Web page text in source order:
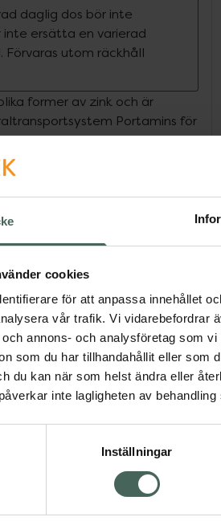
cookies
för att anpassa innehållet
vår trafik. Vi vidarebefordrar
annons- och analysföretag som
som du har tillhandahållit eller
du kan när som helst ändra eller
inte lagligheten av
Inställningar
daglig dos bör inte
inte ersätta en varierad
Förvaras utom räckhåll
former av zink och är
Portamins för
tarm kanalen. Portamins
mineralformer som citrat,
aminosyrakelat.
mineralerna in i cellerna.
Zink är ett av
medverkar i många olika
viktigt för
och för hår och hud.
och mineralerZinkZink
Visa